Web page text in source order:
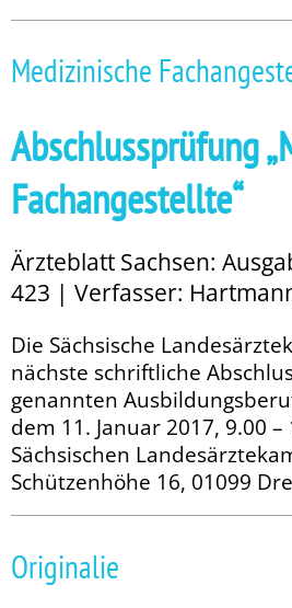
Medizinische
Abschlussprüfung
Fachangestellte“
Ärzteblatt Sachsen:
423 | Verfasser:
Die Sächsische
nächste schriftliche
genannten
dem 11. Januar 2017, 9.00
Sächsischen
Schützenhöhe 16, 01099
Originalie